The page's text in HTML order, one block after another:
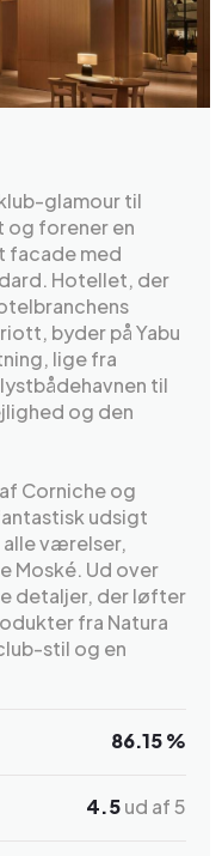
glamour til
og forener en
facade med
Hotellet, der
byder på Yabu
lige fra
til
og den
Corniche og
udsigt
værelser,
Moské. Ud over
detaljer, der løfter
fra Natura
stil og en
86.15 %
4.5ud af 5